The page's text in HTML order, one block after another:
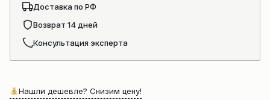
Доставка по РФ
Возврат 14 дней
Консультация эксперта
Нашли дешевле? Снизим цену!